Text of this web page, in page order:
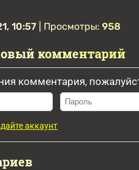
10:57 | Просмотры: 958
комментарий
комментария,
аккаунт